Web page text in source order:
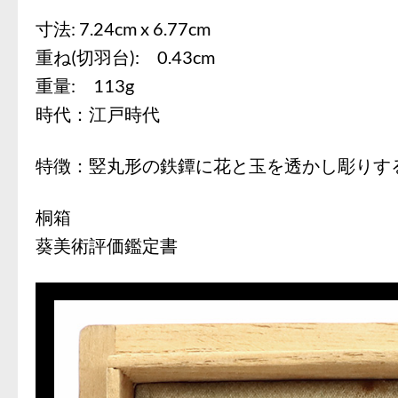
寸法: 7.24cm x 6.77cm
重ね(切羽台): 0.43cm
重量: 113g
時代：江戸時代
特徴：竪丸形の鉄鐔に花と玉を透かし彫りす
桐箱
葵美術評価鑑定書